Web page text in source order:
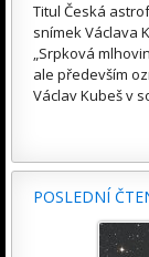
Titul Česká
snímek Václava
„Srpková
ale především
Václav Kubeš v
POSLEDNÍ